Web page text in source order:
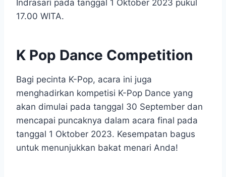
Indrasari pada tanggal 1 Oktober 2023 pukul
17.00 WITA.
K Pop Dance Competition
Bagi pecinta K-Pop, acara ini juga
menghadirkan kompetisi K-Pop Dance yang
akan dimulai pada tanggal 30 September dan
mencapai puncaknya dalam acara final pada
tanggal 1 Oktober 2023. Kesempatan bagus
untuk menunjukkan bakat menari Anda!